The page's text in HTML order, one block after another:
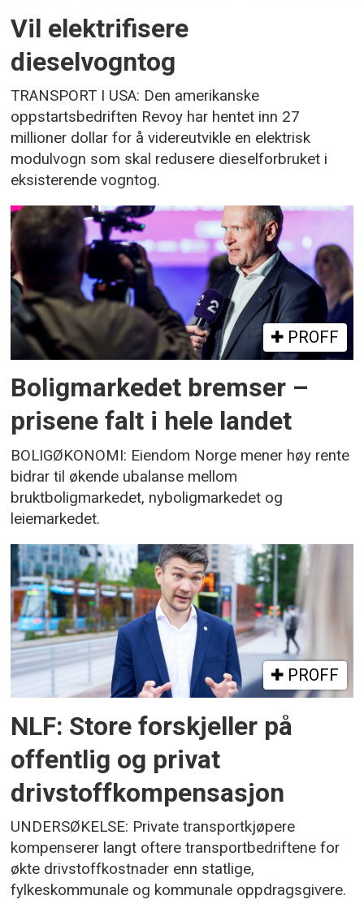
Vil elektrifisere
dieselvogntog
TRANSPORT I USA: Den amerikanske
oppstartsbedriften Revoy har hentet inn 27
millioner dollar for å videreutvikle en elektrisk
modulvogn som skal redusere dieselforbruket i
eksisterende vogntog.
PROFF
Boligmarkedet bremser –
prisene falt i hele landet
BOLIGØKONOMI: Eiendom Norge mener høy rente
bidrar til økende ubalanse mellom
bruktboligmarkedet, nyboligmarkedet og
leiemarkedet.
PROFF
NLF: Store forskjeller på
offentlig og privat
drivstoffkompensasjon
UNDERSØKELSE: Private transportkjøpere
kompenserer langt oftere transportbedriftene for
økte drivstoffkostnader enn statlige,
fylkeskommunale og kommunale oppdragsgivere.